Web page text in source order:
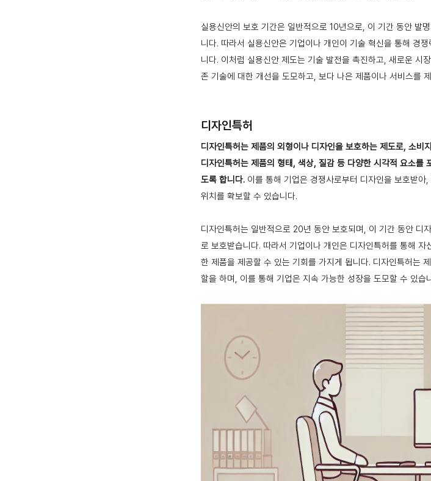
실용신안의 보호 기간은 일반적으로 10년으로, 이 기간 동안 발
니다. 따라서 실용신안은 기업이나 개인이 기술 혁신을 통해 경
니다. 이처럼 실용신안 제도는 기술 발전을 촉진하고, 새로운 시
존 기술에 대한 개선을 도모하고, 보다 나은 제품이나 서비스를
디자인특허
디자인특허는 제품의 외형이나 디자인을 보호하는 제도로, 소비
디자인특허는 제품의 형태, 색상, 질감 등 다양한 시각적 요소를
도록 합니다. 이를 통해 기업은 경쟁사로부터 디자인을 보호받
위치를 확보할 수 있습니다.
디자인특허는 일반적으로 20년 동안 보호되며, 이 기간 동안 디
로 보호받습니다. 따라서 기업이나 개인은 디자인특허를 통해
한 제품을 제공할 수 있는 기회를 가지게 됩니다. 디자인특허는
할을 하며, 이를 통해 기업은 지속 가능한 성장을 도모할 수 있습